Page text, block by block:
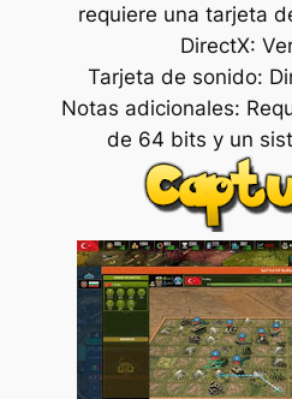
requiere una tarjeta
DirectX:
Tarjeta de sonido:
Notas adicionales:
de 64 bits y un